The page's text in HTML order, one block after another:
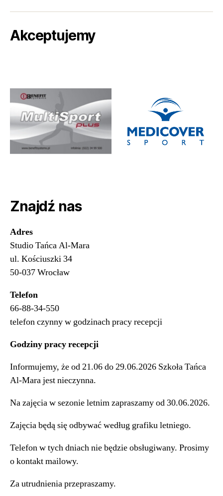
Akceptujemy
Znajdź nas
Adres
Studio Tańca Al-Mara
ul. Kościuszki 34
50-037 Wrocław
Telefon
66-88-34-550
telefon czynny w godzinach pracy recepcji
Godziny pracy recepcji
Informujemy, że od 21.06 do 29.06.2026 Szkoła Tańca
Al-Mara jest nieczynna.
Na zajęcia w sezonie letnim zapraszamy od 30.06.2026.
Zajęcia będą się odbywać według grafiku letniego.
Telefon w tych dniach nie będzie obsługiwany. Prosimy
o kontakt mailowy.
Za utrudnienia przepraszamy.